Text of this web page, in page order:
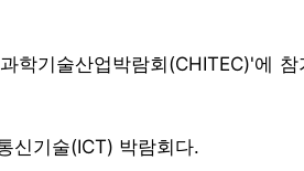
학기술산업박람회(CHITEC)'에
신기술(ICT) 박람회다.